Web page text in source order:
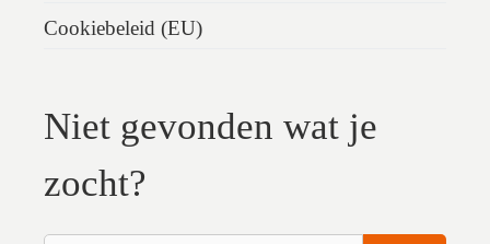
Cookiebeleid (EU)
Niet gevonden wat je
zocht?